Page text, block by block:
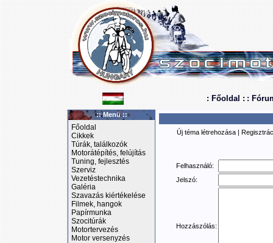
: Főoldal : :
:: Menü ::
Főoldal
Cikkek
Túrák, találkozók
Motorátépítés, felújítás
Tuning, fejlesztés
Szerviz
Vezetéstechnika
Galéria
Szavazás kiértékelése
Filmek, hangok
Papírmunka
Szocitúrák
Motortervezés
Motor versenyzés
Új téma létrehozása |
Felhasználó:
Jelszó:
Hozzászólás: